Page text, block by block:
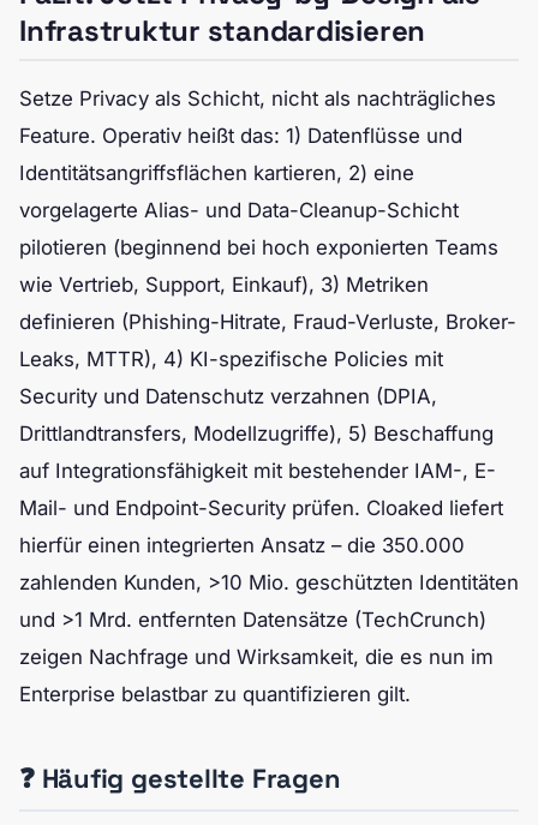
Infrastruktur standardisieren
Setze Privacy als Schicht, nicht als nachträgliches
Feature. Operativ heißt das: 1) Datenflüsse und
Identitätsangriffsflächen kartieren, 2) eine
vorgelagerte Alias- und Data-Cleanup-Schicht
pilotieren (beginnend bei hoch exponierten Teams
wie Vertrieb, Support, Einkauf), 3) Metriken
definieren (Phishing-Hitrate, Fraud-Verluste, Broker-
Leaks, MTTR), 4) KI-spezifische Policies mit
Security und Datenschutz verzahnen (DPIA,
Drittlandtransfers, Modellzugriffe), 5) Beschaffung
auf Integrationsfähigkeit mit bestehender IAM-, E-
Mail- und Endpoint-Security prüfen. Cloaked liefert
hierfür einen integrierten Ansatz – die 350.000
zahlenden Kunden, >10 Mio. geschützten Identitäten
und >1 Mrd. entfernten Datensätze (TechCrunch)
zeigen Nachfrage und Wirksamkeit, die es nun im
Enterprise belastbar zu quantifizieren gilt.
❓ Häufig gestellte Fragen